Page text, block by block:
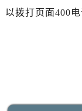
以拨打页面400